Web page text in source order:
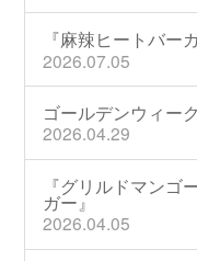
『麻辣ヒートバー
2026.07.05
ゴールデンウィー
2026.04.29
『グリルドマンゴ
ガー』
2026.04.05